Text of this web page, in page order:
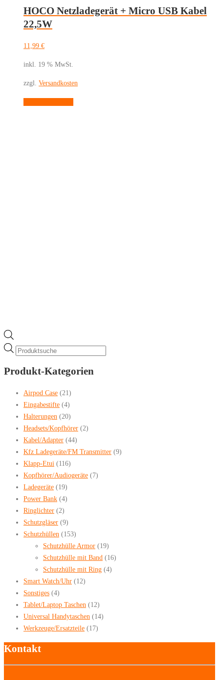
HOCO Netzladegerät + Micro USB Kabel
22,5W
11,99 €
inkl. 19 % MwSt.
zzgl. Versandkosten
Products
Produkt-Kategorien
Airpod Case (21)
Eingabestifte (4)
Halterungen (20)
Headsets/Kopfhörer (2)
Kabel/Adapter (44)
Kfz Ladegeräte/FM Transmitter (9)
Klapp-Etui (116)
Kopfhörer/Audiogeräte (7)
Ladegeräte (19)
Power Bank (4)
Ringlichter (2)
Schutzgläser (9)
Schutzhüllen (153)
Schutzhülle Armor (19)
Schutzhülle mit Band (16)
Schutzhülle mit Ring (4)
Smart Watch/Uhr (12)
Sonstiges (4)
Tablet/Laptop Taschen (12)
Universal Handytaschen (14)
Werkzeuge/Ersatzteile (17)
Kontakt